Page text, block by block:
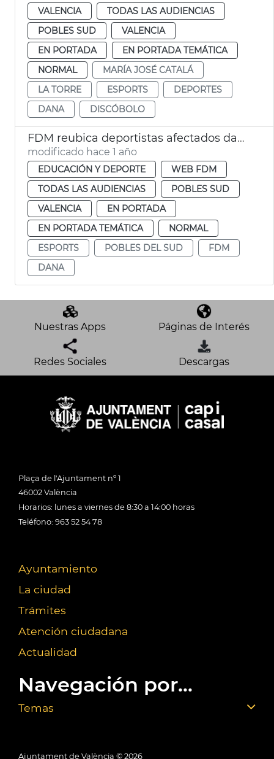
VALENCIA
TODAS LAS AUDIENCIAS
POBLES SUD
VALENCIA
EN PORTADA
EN PORTADA TEMÁTICA
NORMAL
MARÍA JOSÉ CATALÁ
LA TORRE
ESPORTS
DEPORTES
DANA
DISCÓBOLO
FDM reubica deportistas afectados dana
modificado hace 1 año
EDUCACIÓN Y DEPORTE
WEB FDM
TODAS LAS AUDIENCIAS
POBLES SUD
VALENCIA
EN PORTADA
EN PORTADA TEMÁTICA
NORMAL
ESPORTS
POBLES DEL SUD
FDM
DANA
Nuestras Apps Páginas de Interés
Redes Sociales Descargas
Plaça de l'Ajuntament nº 1
46002 València
Horarios: lunes a viernes de 8:30 a 14:00 horas
Teléfono: 963 52 54 78
Ayuntamiento
La ciudad
Trámites
Atención ciudadana
Actualidad
Navegación por...
Temas
Ajuntament de València © 2026